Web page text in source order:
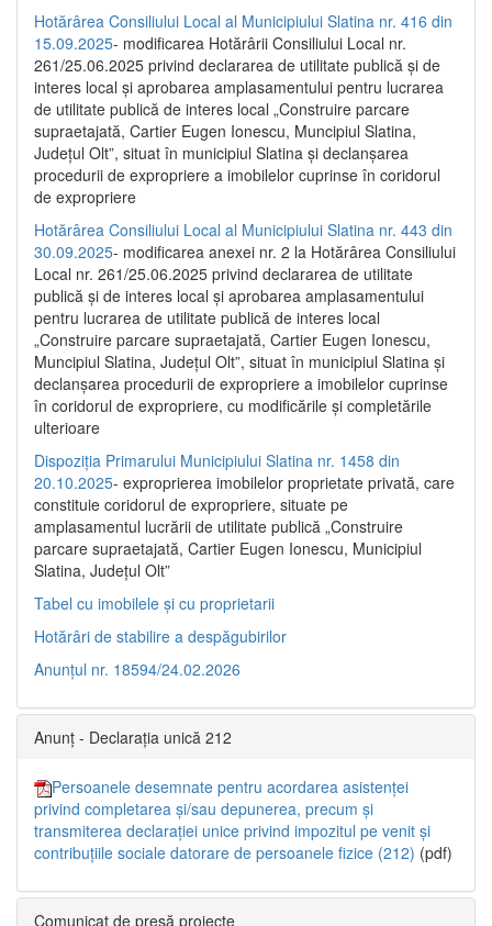
Hotărârea Consiliului Local al Municipiului Slatina nr. 416 din
15.09.2025- modificarea Hotărârii Consiliului Local nr.
261/25.06.2025 privind declararea de utilitate publică și de
interes local și aprobarea amplasamentului pentru lucrarea
de utilitate publică de interes local „Construire parcare
supraetajată, Cartier Eugen Ionescu, Muncipiul Slatina,
Județul Olt”, situat în municipiul Slatina și declanșarea
procedurii de expropriere a imobilelor cuprinse în coridorul
de expropriere
Hotărârea Consiliului Local al Municipiului Slatina nr. 443 din
30.09.2025- modificarea anexei nr. 2 la Hotărârea Consiliului
Local nr. 261/25.06.2025 privind declararea de utilitate
publică şi de interes local şi aprobarea amplasamentului
pentru lucrarea de utilitate publică de interes local
„Construire parcare supraetajată, Cartier Eugen Ionescu,
Muncipiul Slatina, Judeţul Olt”, situat în municipiul Slatina şi
declanşarea procedurii de expropriere a imobilelor cuprinse
în coridorul de expropriere, cu modificările şi completările
ulterioare
Dispoziția Primarului Municipiului Slatina nr. 1458 din
20.10.2025- exproprierea imobilelor proprietate privată, care
constituie coridorul de expropriere, situate pe
amplasamentul lucrării de utilitate publică „Construire
parcare supraetajată, Cartier Eugen Ionescu, Municipiul
Slatina, Județul Olt”
Tabel cu imobilele și cu proprietarii
Hotărâri de stabilire a despăgubirilor
Anunțul nr. 18594/24.02.2026
Anunț - Declarația unică 212
Persoanele desemnate pentru acordarea asistenței
privind completarea și/sau depunerea, precum și
transmiterea declarației unice privind impozitul pe venit și
contribuțiile sociale datorare de persoanele fizice (212) (pdf)
Comunicat de presă proiecte